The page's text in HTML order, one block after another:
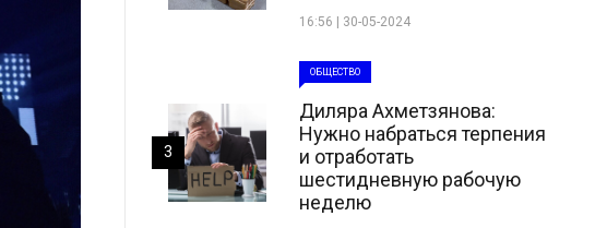
16:56 | 30-05-2024
ОБЩЕСТВО
Диляра Ахметзянова:
Нужно набраться терпения
и отработать
шестидневную рабочую
неделю
3